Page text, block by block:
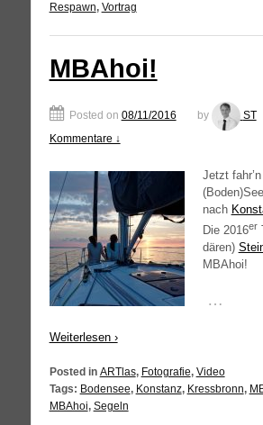
Respawn, Vortrag
MBAhoi!
Posted on 08/11/2016 by ST
Kommentare ↓
Jetzt
nach
Die 2016er
dä­ren)
MBAhoi!
…
Wei­ter­le­sen ›
Posted in ARTlas, Fotografie, Video
Tags: Bodensee, Konstanz, Kressbronn,
MBAhoi, Segeln